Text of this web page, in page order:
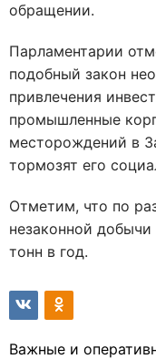
обращении.
Парламентарии
подобный закон
привлечения
промышленные
месторождений в
тормозят его
Отметим, что по
незаконной
тонн в год.
Важные и